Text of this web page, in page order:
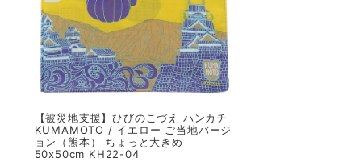
【被災地支援】ひびのこづえ ハンカチ
KUMAMOTO / イエロー ご当地バージ
ョン（熊本） ちょっと大きめ
50x50cm KH22-04